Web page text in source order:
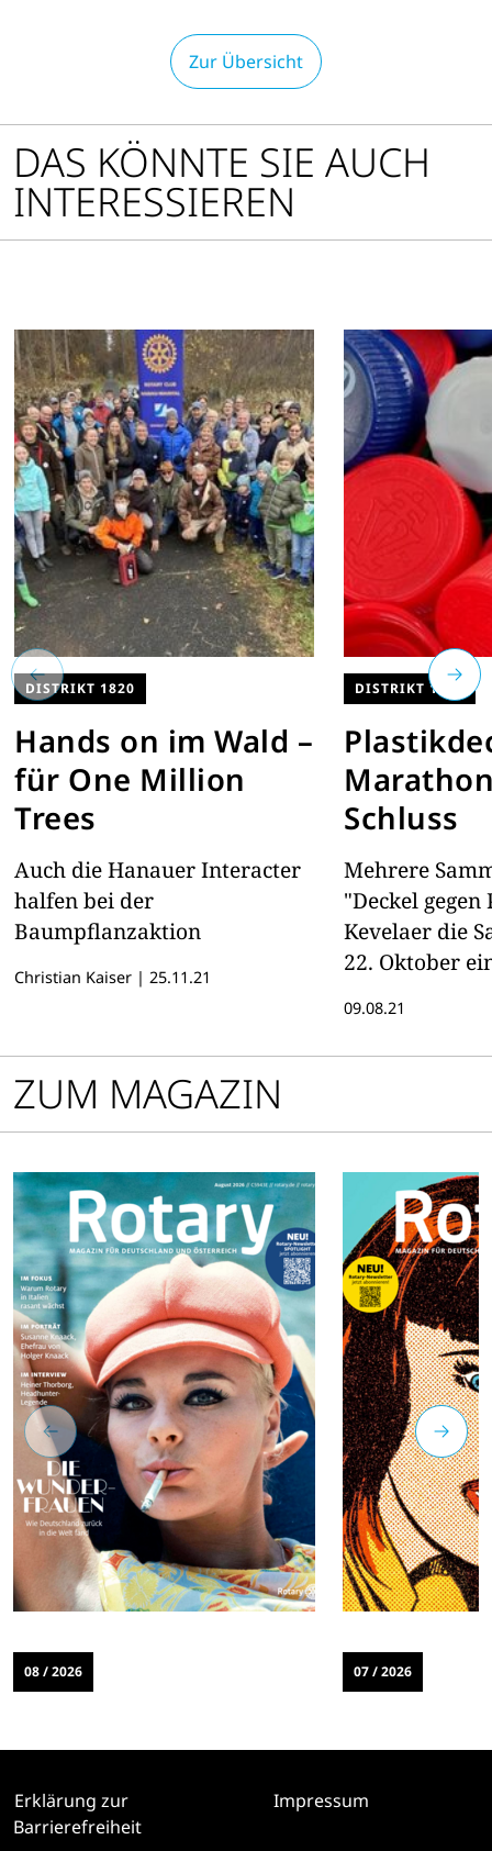
Zur Übersicht
DAS KÖNNTE SIE AUCH
INTERESSIEREN
DISTRIKT 1820
Hands on im Wald –
für One Million
Trees
Auch die Hanauer Interacter
halfen bei der
Baumpflanzaktion
Christian Kaiser | 25.11.21
DISTRIKT 1870
Schluss
Mehrere
"Deckel
Kevelaer die
22. Oktober
Endspurt.
09.08.21
ZUM MAGAZIN
08 / 2026 07 / 2026
Erklärung zur
Barrierefreiheit
Impressum